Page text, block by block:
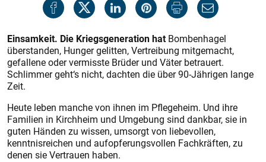
Einsamkeit. Die Kriegsgeneration hat Bombenhagel
überstanden, Hunger gelitten, Vertreibung mitgemacht,
gefallene oder vermisste Brüder und Väter betrauert.
Schlimmer geht‘s nicht, dachten die über 90-Jährigen lange
Zeit.
Heute leben manche von ihnen im Pflegeheim. Und ihre
Familien in Kirchheim und Umgebung sind dankbar, sie in
guten Händen zu wissen, umsorgt von liebevollen,
kenntnisreichen und aufopferungsvollen Fachkräften, zu
denen sie Vertrauen haben.